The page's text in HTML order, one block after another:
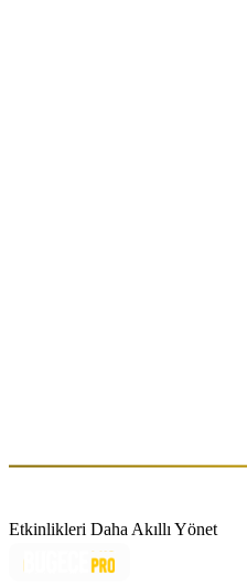
Etkinlikleri Daha Akıllı Yönet